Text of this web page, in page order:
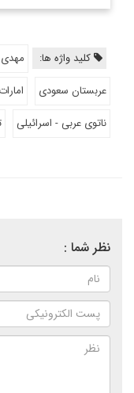
کلید واژه ها: مهدی
عربستان سعودی
امارات
ناتوی عربی - اسرائیلی
نظر شما :